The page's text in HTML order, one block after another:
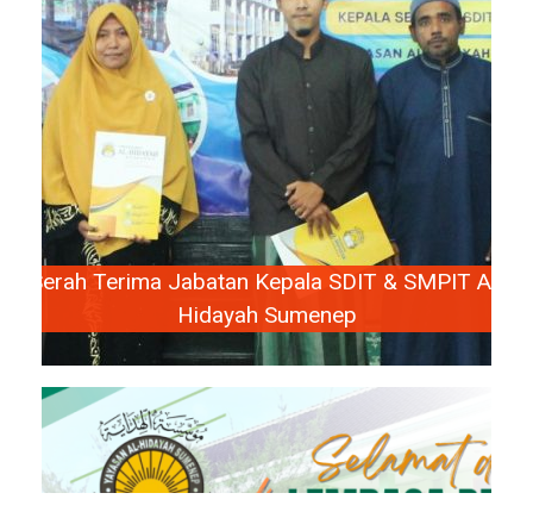
Serah Terima Jabatan Kepala SDIT & SMPIT Al-
Hidayah Sumenep